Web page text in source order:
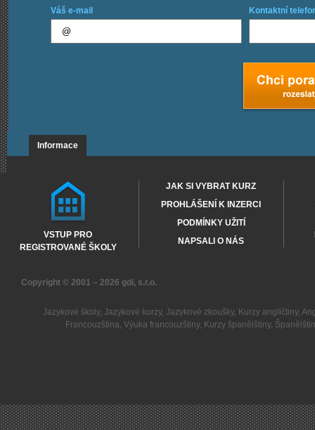
Váš e-mail Kontaktní
Informace
VSTUP PRO
REGISTROVANÉ ŠKOLY
JAK SI VYBRAT KURZ
PROHLÁŠENÍ K INZERCI
PODMÍNKY UŽITÍ
NAPSALI O NÁS
Copyright © 2001 – 2026 gdi, s.r.o.
Jazykové školy, Jazykové kurzy, Jazykové zkoušky, Kurzy angličtiny,
Francouzština,Výuka francouzštiny, Kurzy španělštiny,